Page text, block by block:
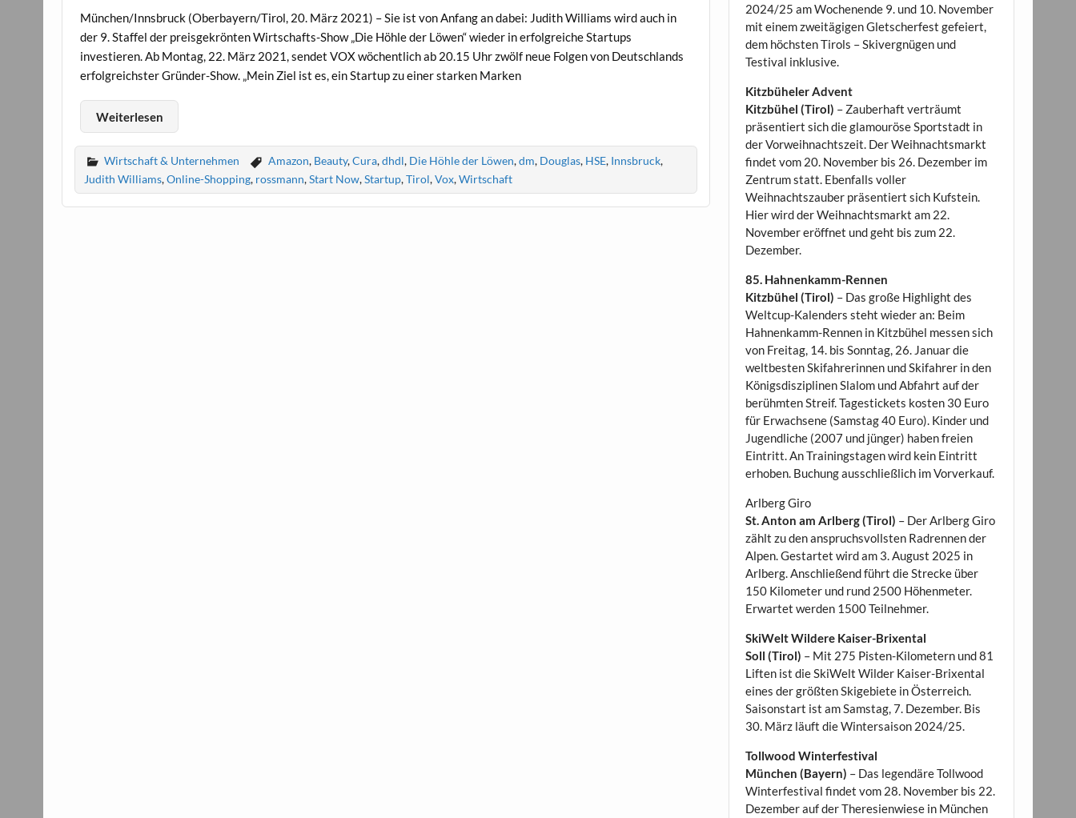
München/Innsbruck (Oberbayern/Tirol, 20. März 2021) – Sie ist von Anfang an dabei: Judith Williams wird auch in
der 9. Staffel der preisgekrönten Wirtschafts-Show „Die Höhle der Löwen“ wieder in erfolgreiche Startups
investieren. Ab Montag, 22. März 2021, sendet VOX wöchentlich ab 20.15 Uhr zwölf neue Folgen von Deutschlands
erfolgreichster Gründer-Show. „Mein Ziel ist es, ein Startup zu einer starken Marken
Weiterlesen
Wirtschaft & Unternehmen Amazon, Beauty,Cura,dhdl, Die Höhle der Löwen,dm, Douglas, HSE, Innsbruck,
Judith Williams,Online-Shopping, rossmann,Start Now,Startup,Tirol,Vox,Wirtschaft
2024/25 am Wochenende 9. und 10. November
mit einem zweitägigen Gletscherfest gefeiert,
dem höchsten Tirols – Skivergnügen und
Testival inklusive.
Kitzbüheler Advent
Kitzbühel (Tirol) – Zauberhaft verträumt
präsentiert sich die glamouröse Sportstadt in
der Vorweihnachtszeit. Der Weihnachtsmarkt
findet vom 20. November bis 26. Dezember im
Zentrum statt. Ebenfalls voller
Weihnachtszauber präsentiert sich Kufstein.
Hier wird der Weihnachtsmarkt am 22.
November eröffnet und geht bis zum 22.
Dezember.
85. Hahnenkamm-Rennen
Kitzbühel (Tirol) – Das große Highlight des
Weltcup-Kalenders steht wieder an: Beim
Hahnenkamm-Rennen in Kitzbühel messen sich
von Freitag, 14. bis Sonntag, 26. Januar die
weltbesten Skifahrerinnen und Skifahrer in den
Königsdisziplinen Slalom und Abfahrt auf der
berühmten Streif. Tagestickets kosten 30 Euro
für Erwachsene (Samstag 40 Euro). Kinder und
Jugendliche (2007 und jünger) haben freien
Eintritt. An Trainingstagen wird kein Eintritt
erhoben. Buchung ausschließlich im Vorverkauf.
Arlberg Giro
St. Anton am Arlberg (Tirol) – Der Arlberg Giro
zählt zu den anspruchsvollsten Radrennen der
Alpen. Gestartet wird am 3. August 2025 in
Arlberg. Anschließend führt die Strecke über
150 Kilometer und rund 2500 Höhenmeter.
Erwartet werden 1500 Teilnehmer.
SkiWelt Wildere Kaiser-Brixental
Soll (Tirol) – Mit 275 Pisten-Kilometern und 81
Liften ist die SkiWelt Wilder Kaiser-Brixental
eines der größten Skigebiete in Österreich.
Saisonstart ist am Samstag, 7. Dezember. Bis
30. März läuft die Wintersaison 2024/25.
Tollwood Winterfestival
München (Bayern) – Das legendäre Tollwood
Winterfestival findet vom 28. November bis 22.
Dezember auf der Theresienwiese in München